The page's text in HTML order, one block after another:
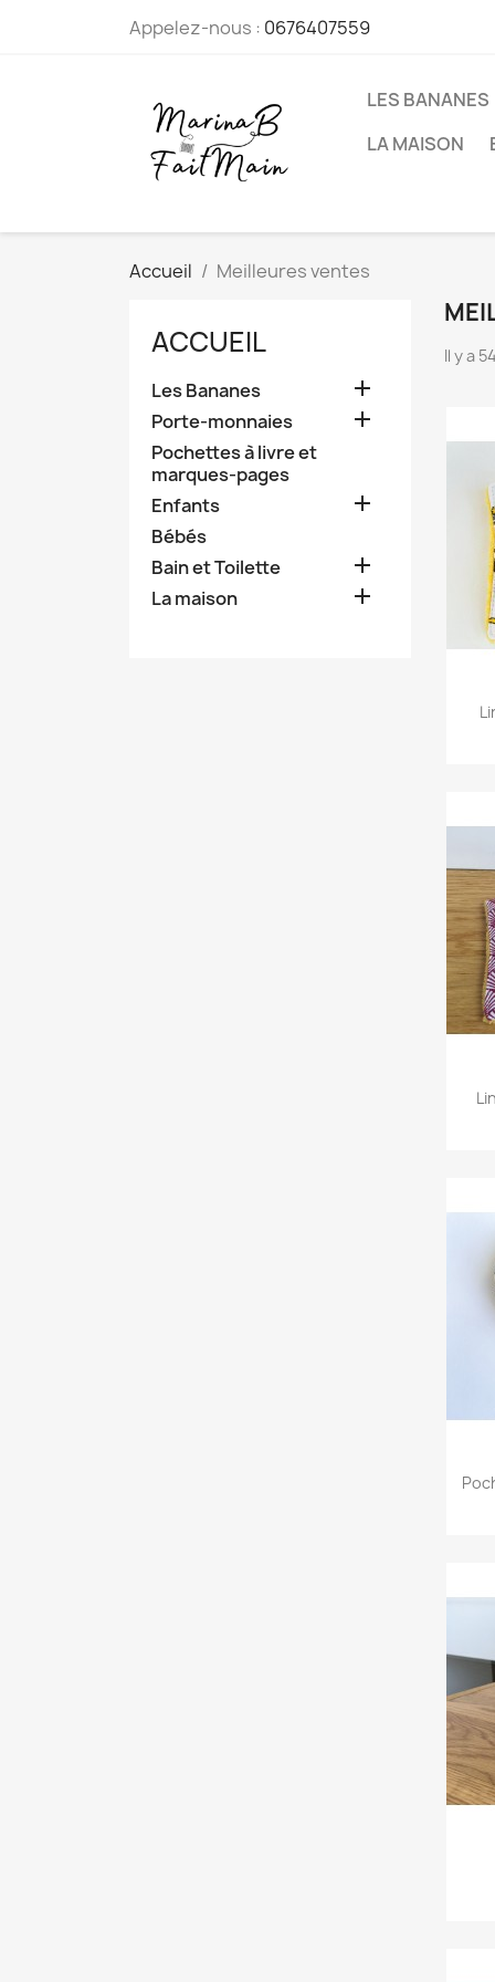
Appelez-nous : 0676407559
LES BANANES
LA MAISON
Accueil Meilleures ventes
ACCUEIL
Les Bananes 
Porte-monnaies 
Pochettes à livre et
marques-pages
Enfants

Bébés
Bain et Toilette

La maison 
Il y a